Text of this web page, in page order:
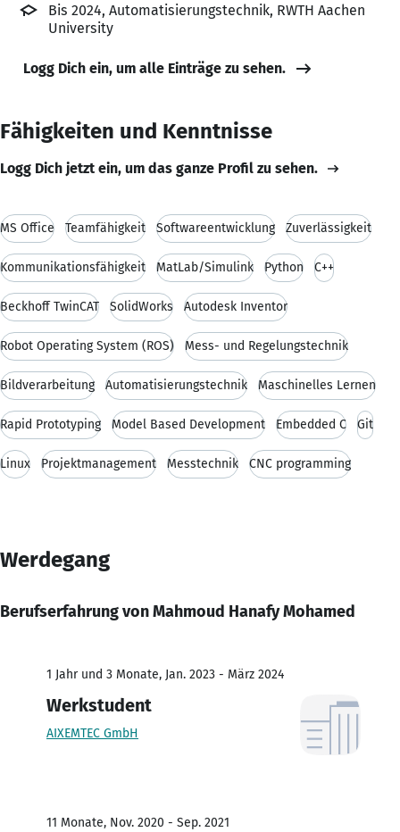
Bis 2024, Automatisierungstechnik, RWTH Aachen
University
Logg Dich ein, um alle Einträge zu sehen.
Fähigkeiten und Kenntnisse
Logg Dich jetzt ein, um das ganze Profil zu sehen.
MS Office Teamfähigkeit Softwareentwicklung Zuverlässigkeit
Kommunikationsfähigkeit MatLab/Simulink Python C++
Beckhoff TwinCAT SolidWorks Autodesk Inventor
Robot Operating System (ROS) Mess- und Regelungstechnik
Bildverarbeitung Automatisierungstechnik Maschinelles Lernen
Rapid Prototyping Model Based Development Embedded C Git
Linux Projektmanagement Messtechnik CNC programming
Werdegang
Berufserfahrung von Mahmoud Hanafy Mohamed
1 Jahr und 3 Monate, Jan. 2023 - März 2024
Werkstudent
AIXEMTEC GmbH
11 Monate, Nov. 2020 - Sep. 2021